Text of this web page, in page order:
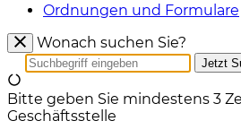
Ordnungen und Formulare
Wonach suchen Sie?
Jetzt
Bitte geben Sie mindestens 3
Geschäftsstelle